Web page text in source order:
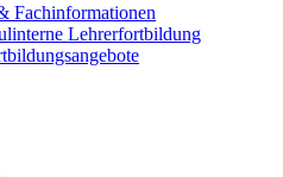
Fachinformationen
Lehrerfortbildung